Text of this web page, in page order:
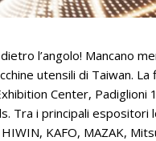
l’angolo! Mancano
utensili di Taiwan.
Center,
Tra i principali espositori
KAFO, MAZAK,